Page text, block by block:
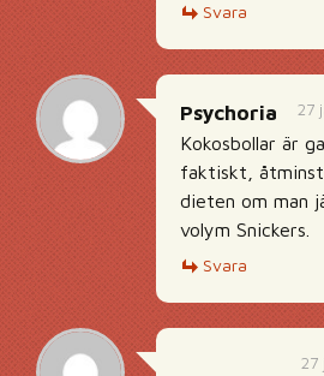
Svara
27
Psychoria
Kokosbollar är
faktiskt,
dieten om man
volym Snickers.
Svara
27